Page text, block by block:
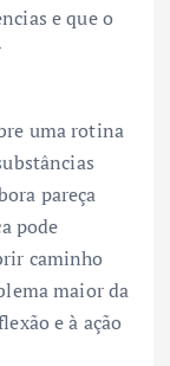
e que o
uma rotina
pareça
pode
caminho
maior da
e à ação